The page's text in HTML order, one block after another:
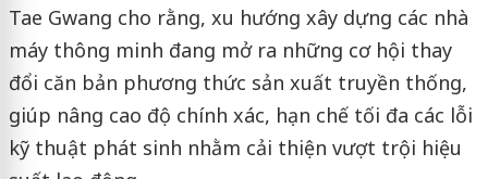
Tae Gwang cho rằng, xu hướng xây dựng các nhà
máy thông minh đang mở ra những cơ hội thay
đổi căn bản phương thức sản xuất truyền thống,
giúp nâng cao độ chính xác, hạn chế tối đa các lỗi
kỹ thuật phát sinh nhằm cải thiện vượt trội hiệu